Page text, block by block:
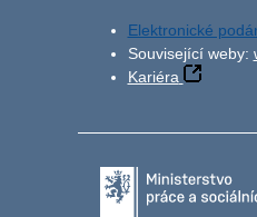
Elektronické
Související weby:
Kariéra